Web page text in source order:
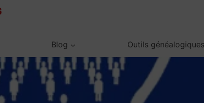
Blog Outils généalogiques